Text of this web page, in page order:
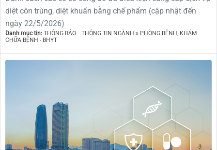
diệt côn trùng, diệt khuẩn bằng chế phẩm (cập nhật đến
ngày 22/5/2026)
Danh mục tin: THÔNG BÁO
THÔNG TIN NGÀNH » PHÒNG BỆNH, KHÁM
CHỮA BỆNH - BHYT